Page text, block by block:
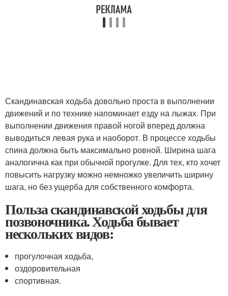
Скандинавская ходьба довольно проста в выполнении
движений и по технике напоминает езду на лыжах. При
выполнении движения правой ногой вперед должна
выводиться левая рука и наоборот. В процессе ходьбы
спина должна быть максимально ровной. Ширина шага
аналогична как при обычной прогулке. Для тех, кто хочет
повысить нагрузку можно немножко увеличить ширину
шага, но без ущерба для собственного комфорта.
Польза скандинавской ходьбы для
позвоночника. Ходьба бывает
нескольких видов:
прогулочная ходьба,
оздоровительная
спортивная.